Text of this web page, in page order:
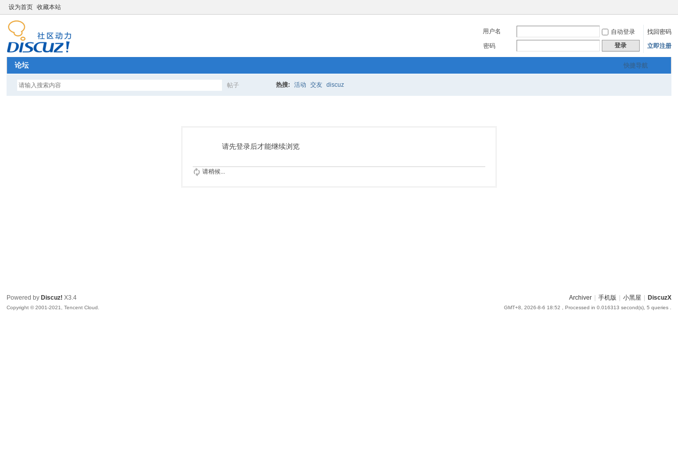
设为首页 收藏本站
用户名 自动登录
找回密码
密码
登录 立即注册
快捷导航
论坛
帖子
索
热搜: 活动 交友 discuz
请先登录后才能继续浏览
请稍候...
Archiver 手机版 小黑屋 DiscuzX
GMT+8, 2026-8-6 18:52 , Processed in 0.016313 second(s), 5 queries .
Powered by Discuz! X3.4
Copyright © 2001-2021, Tencent Cloud.